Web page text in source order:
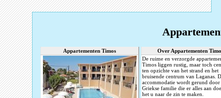
Appartementen Timos
Over Appartementen
De ruime en verzorgde
Timos liggen rustig, maar toch
ten opzichte van het strand en het
bruisende centrum van Laganas.
accommodatie wordt gerund door
Griekse familie die er alles aan
het u naar de zin te maken.